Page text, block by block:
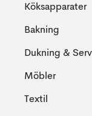
Köksapparater
Bakning
Dukning &
Möbler
Textil